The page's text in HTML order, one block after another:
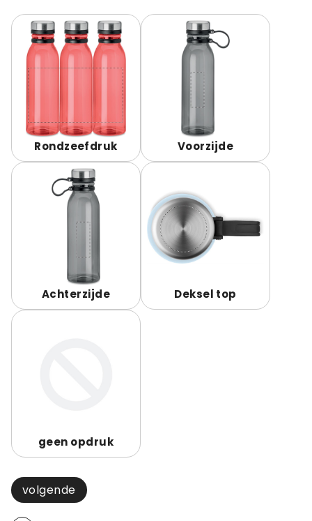
Rondzeefdruk Voorzijde
Achterzijde Deksel top
geen opdruk
volgende